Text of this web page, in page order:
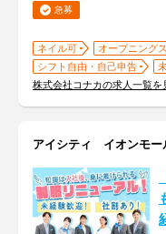
急募
ネイル可 オープニング
シフト自由・自己申告
株式会社コナカの求人一覧を
アイシティ イオンモー